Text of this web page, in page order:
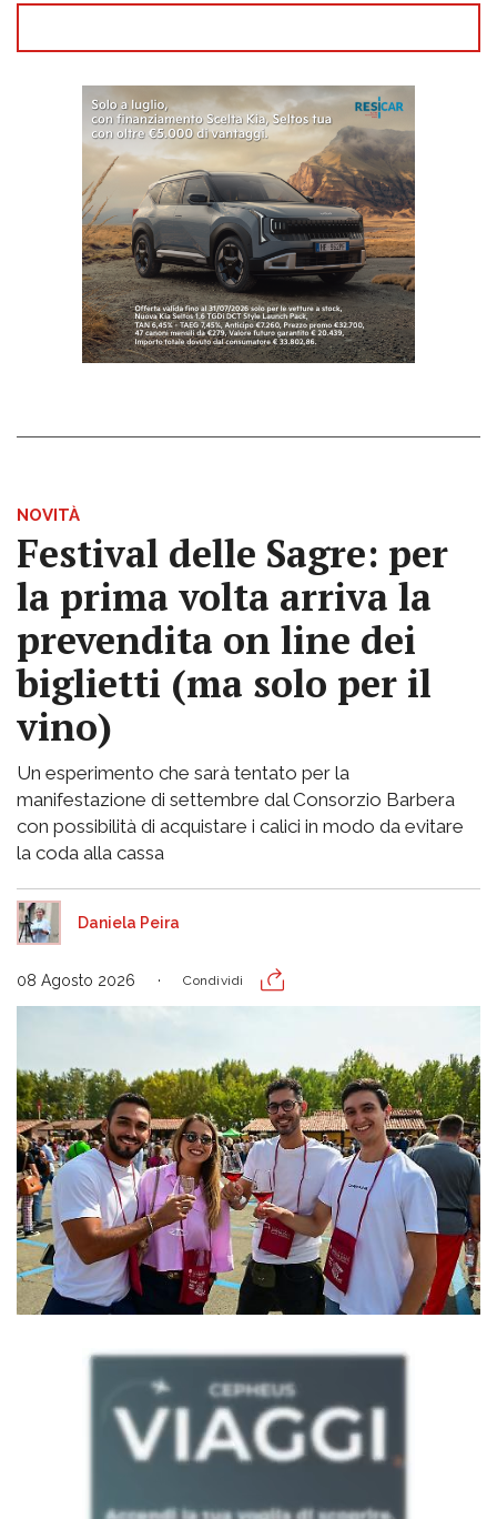
NOVITÀ
Festival delle Sagre: per
la prima volta arriva la
prevendita on line dei
biglietti (ma solo per il
vino)
Un esperimento che sarà tentato per la
manifestazione di settembre dal Consorzio Barbera
con possibilità di acquistare i calici in modo da evitare
la coda alla cassa
Daniela Peira
08 Agosto 2026 Condividi